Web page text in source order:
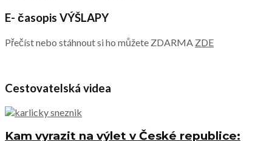
E- časopis VÝŠLAPY
Přečíst nebo stáhnout si ho můžete ZDARMA ZDE
Cestovatelská videa
Kam vyrazit na výlet v České republice: